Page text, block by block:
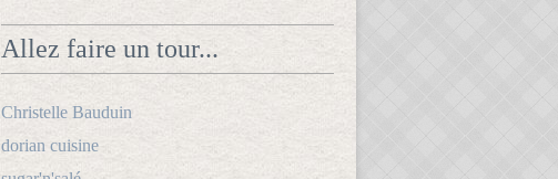
Allez faire un tour...
Christelle Bauduin
dorian cuisine